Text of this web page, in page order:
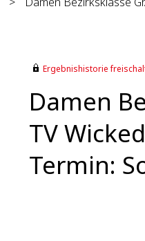
Ergebnishistorie
Damen
TV
Termin: